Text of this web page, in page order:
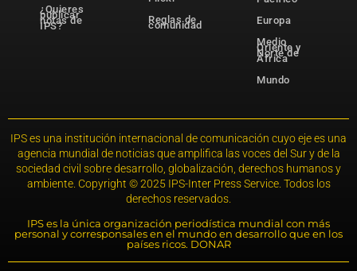
¿Quieres
publicar
notas de
IPS?
Reglas de
comunidad
Europa
Medio
Oriente y
Norte de
África
Mundo
IPS es una institución internacional de comunicación cuyo eje es una
agencia mundial de noticias que amplifica las voces del Sur y de la
sociedad civil sobre desarrollo, globalización, derechos humanos y
ambiente. Copyright © 2025 IPS-Inter Press Service. Todos los
derechos reservados.
IPS es la única organización periodística mundial con más
personal y corresponsales en el mundo en desarrollo que en los
países ricos. DONAR